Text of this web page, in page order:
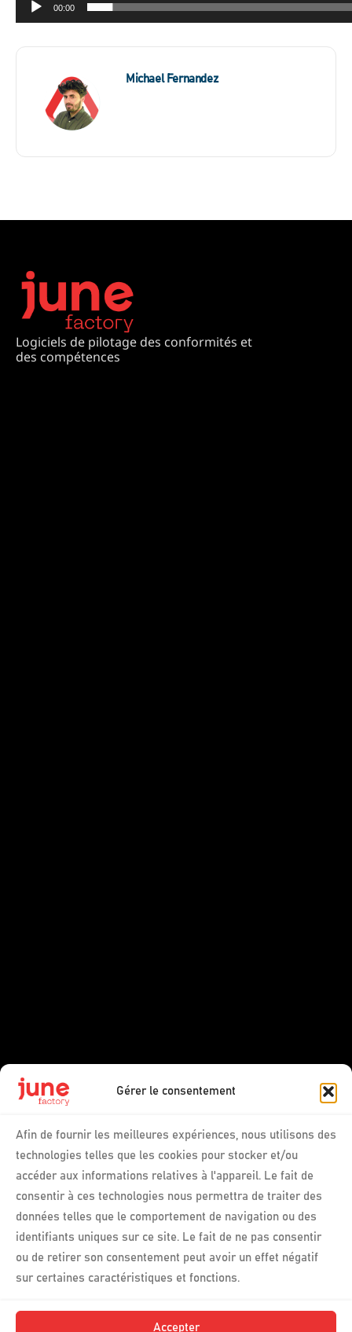
Gérer le consentement
Afin de fournir les meilleures expériences, nous utilisons des
technologies telles que les cookies pour stocker et/ou
accéder aux informations relatives à l'appareil. Le fait de
consentir à ces technologies nous permettra de traiter des
données telles que le comportement de navigation ou des
identifiants uniques sur ce site. Le fait de ne pas consentir
ou de retirer son consentement peut avoir un effet négatif
sur certaines caractéristiques et fonctions.
Accepter
00:00
Michael Fernandez
Logiciels de pilotage des conformités et
des compétences